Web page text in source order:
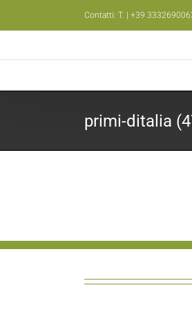
Contatti: T. | +39
primi-ditalia